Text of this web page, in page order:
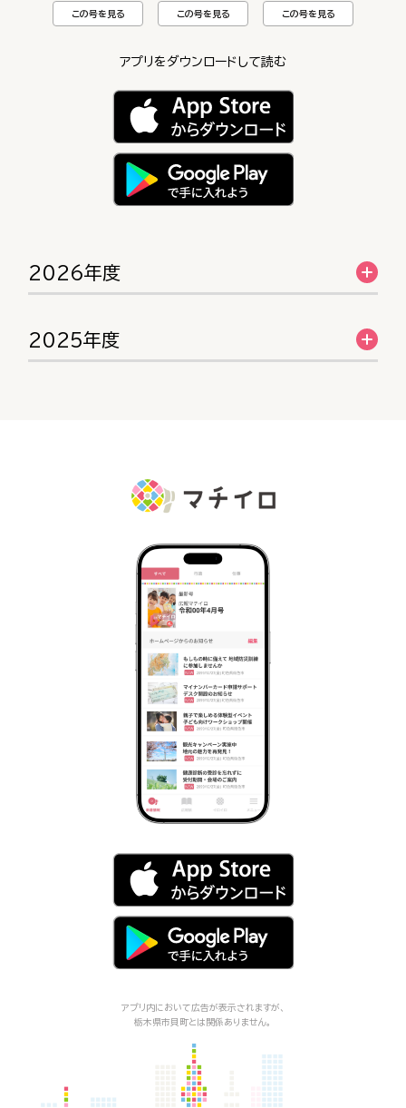
この号を見る この号を見る この号を見る
アプリをダウンロードして読む
2026年度
2025年度
アプリ内において広告が表示されますが、
栃木県市貝町とは関係ありません。